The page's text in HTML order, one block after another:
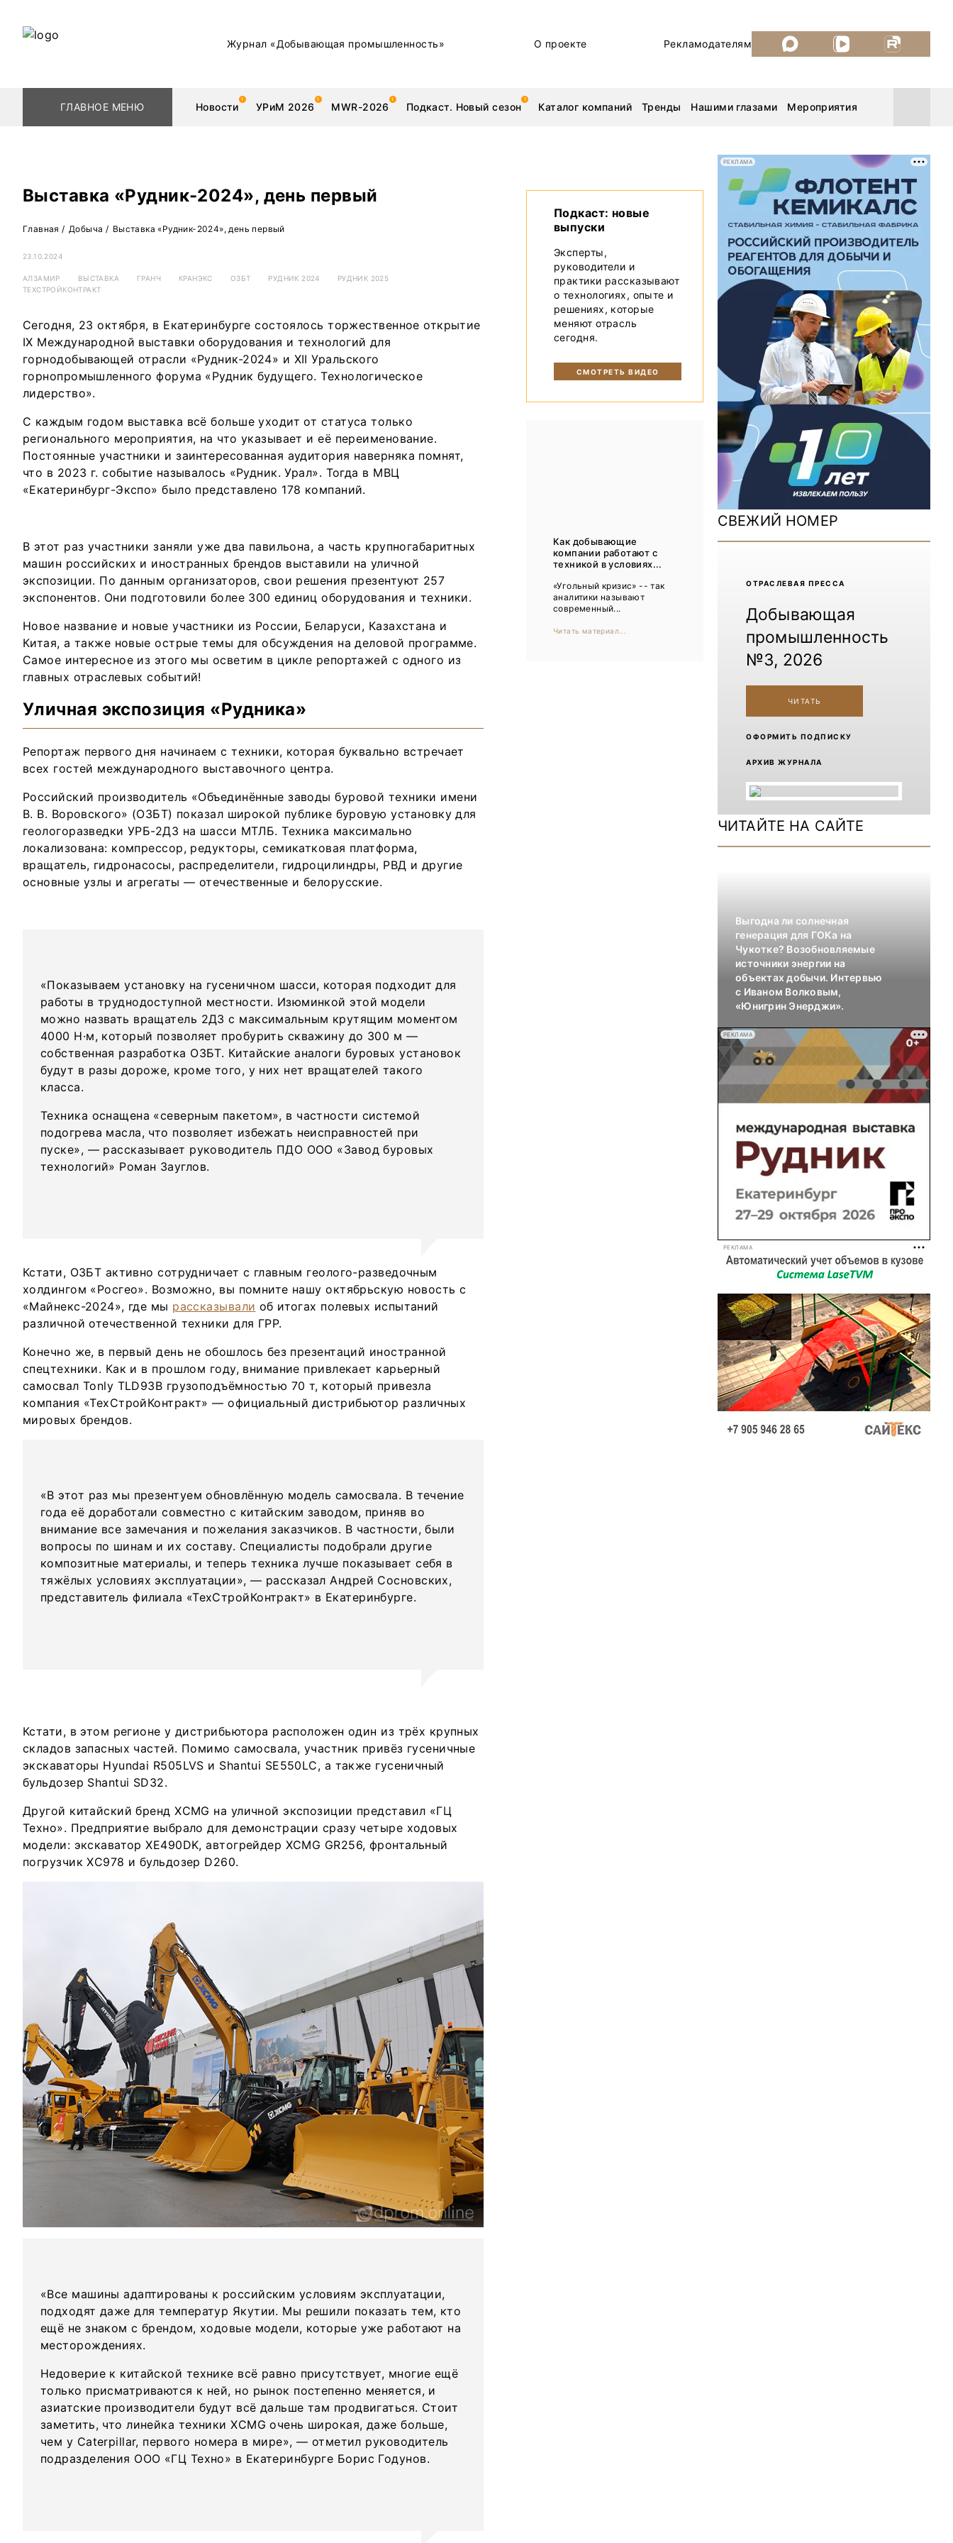
Журнал «Добывающая промышленность» О проекте Рекламодателям
ГЛАВНОЕ МЕНЮ Новости УРиМ 2026 MWR-2026 Подкаст. Новый сезон Каталог компаний Тренды Нашими глазами Мероприятия
Металлургия
Нашими глазами | Репортажи с предприятий
Тренды
Мероприятия
Уголь России и Майнинг 2026
MiningWorld Russia 2026
ДП Подкаст. Новый сезон
Рудник 2025
MiningWorld Russia 2025
Уголь России и Майнинг 2025
Рудник 2024 | Обзор выставки
В помощь шахтёру 2024
Уголь России и Майнинг 2024
Mining World Russia 2024
Выставка «Рудник-2024», день первый
Главная / Добыча / Выставка «Рудник-2024», день первый
23.10.2024
АЛЗАМИР ВЫСТАВКА ГРАНЧ КРАНЭКС ОЗБТ РУДНИК 2024
РУДНИК 2025
ТЕХСТРОЙКОНТРАКТ
Сегодня, 23 октября, в Екатеринбурге состоялось торжественное открытие
IX Международной выставки оборудования и технологий для
горнодобывающей отрасли «Рудник-2024» и XII Уральского
горнопромышленного форума «Рудник будущего. Технологическое
лидерство».
С каждым годом выставка всё больше уходит от статуса только
регионального мероприятия, на что указывает и её переименование.
Постоянные участники и заинтересованная аудитория наверняка помнят,
что в 2023 г. событие называлось «Рудник. Урал». Тогда в МВЦ
«Екатеринбург-Экспо» было представлено 178 компаний.
В этот раз участники заняли уже два павильона, а часть крупногабаритных
машин российских и иностранных брендов выставили на уличной
экспозиции. По данным организаторов, свои решения презентуют 257
экспонентов. Они подготовили более 300 единиц оборудования и техники.
Новое название и новые участники из России, Беларуси, Казахстана и
Китая, а также новые острые темы для обсуждения на деловой программе.
Самое интересное из этого мы осветим в цикле репортажей с одного из
главных отраслевых событий!
Уличная экспозиция «Рудника»
Репортаж первого дня начинаем с техники, которая буквально встречает
всех гостей международного выставочного центра.
Российский производитель «Объединённые заводы буровой техники имени
В. В. Воровского» (ОЗБТ) показал широкой публике буровую установку для
геологоразведки УРБ-2ДЗ на шасси МТЛБ. Техника максимально
локализована: компрессор, редукторы, семикатковая платформа,
вращатель, гидронасосы, распределители, гидроцилиндры, РВД и другие
основные узлы и агрегаты — отечественные и белорусские.
«Показываем установку на гусеничном шасси, которая подходит для
работы в труднодоступной местности. Изюминкой этой модели
можно назвать вращатель 2Д3 с максимальным крутящим моментом
4000 Н·м, который позволяет пробурить скважину до 300 м —
собственная разработка ОЗБТ. Китайские аналоги буровых установок
будут в разы дороже, кроме того, у них нет вращателей такого
класса.
Техника оснащена «северным пакетом», в частности системой
подогрева масла, что позволяет избежать неисправностей при
пуске», — рассказывает руководитель ПДО ООО «Завод буровых
технологий» Роман Зауглов.
Кстати, ОЗБТ активно сотрудничает с главным геолого-разведочным
холдингом «Росгео». Возможно, вы помните нашу октябрьскую новость с
«Майнекс-2024», где мы рассказывали об итогах полевых испытаний
различной отечественной техники для ГРР.
Конечно же, в первый день не обошлось без презентаций иностранной
спецтехники. Как и в прошлом году, внимание привлекает карьерный
самосвал Tonly TLD93B грузоподъёмностью 70 т, который привезла
компания «ТехСтройКонтракт» — официальный дистрибьютор различных
мировых брендов.
«В этот раз мы презентуем обновлённую модель самосвала. В течение
года её доработали совместно с китайским заводом, приняв во
внимание все замечания и пожелания заказчиков. В частности, были
вопросы по шинам и их составу. Специалисты подобрали другие
композитные материалы, и теперь техника лучше показывает себя в
тяжёлых условиях эксплуатации», — рассказал Андрей Сосновских,
представитель филиала «ТехСтройКонтракт» в Екатеринбурге.
Кстати, в этом регионе у дистрибьютора расположен один из трёх крупных
складов запасных частей. Помимо самосвала, участник привёз гусеничные
экскаваторы Hyundai R505LVS и Shantui SE550LC, а также гусеничный
бульдозер Shantui SD32.
Другой китайский бренд XCMG на уличной экспозиции представил «ГЦ
Техно». Предприятие выбрало для демонстрации сразу четыре ходовых
модели: экскаватор XE490DK, автогрейдер XCMG GR256, фронтальный
погрузчик XC978 и бульдозер D260.
«Все машины адаптированы к российским условиям эксплуатации,
подходят даже для температур Якутии. Мы решили показать тем, кто
ещё не знаком с брендом, ходовые модели, которые уже работают на
месторождениях.
Недоверие к китайской технике всё равно присутствует, многие ещё
только присматриваются к ней, но рынок постепенно меняется, и
азиатские производители будут всё дальше там продвигаться. Стоит
заметить, что линейка техники XCMG очень широкая, даже больше,
чем у Caterpillar, первого номера в мире», — отметил руководитель
подразделения ООО «ГЦ Техно» в Екатеринбурге Борис Годунов.
Подкаст: новые
выпуски
Эксперты,
руководители и
практики рассказывают
о технологиях, опыте и
решениях, которые
меняют отрасль
сегодня.
СМОТРЕТЬ ВИДЕО
Как добывающие
компании работают с
техникой в условиях...
«Угольный кризис» -- так
аналитики называют
современный...
Читать материал...
РЕКЛАМА
СВЕЖИЙ НОМЕР
ОТРАCЛЕВАЯ ПРЕССА
Добывающая
промышленность
№3, 2026
ЧИТАТЬ
ОФОРМИТЬ ПОДПИСКУ
АРХИВ ЖУРНАЛА
ЧИТАЙТЕ НА САЙТЕ
Выгодна ли солнечная
генерация для ГОКа на
Чукотке? Возобновляемые
источники энергии на
объектах добычи. Интервью
с Иваном Волковым,
«Юнигрин Энерджи».
РЕКЛАМА
РЕКЛАМА